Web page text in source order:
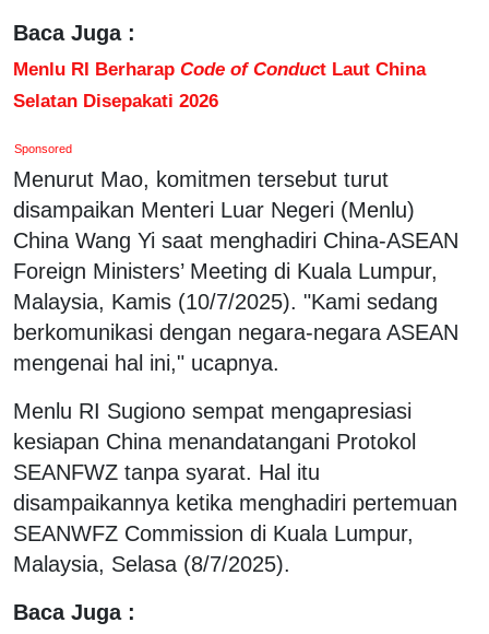
Baca Juga :
Menlu RI Berharap Code of Conduct Laut China
Selatan Disepakati 2026
Sponsored
Menurut Mao, komitmen tersebut turut
disampaikan Menteri Luar Negeri (Menlu)
China Wang Yi saat menghadiri China-ASEAN
Foreign Ministers’ Meeting di Kuala Lumpur,
Malaysia, Kamis (10/7/2025). "Kami sedang
berkomunikasi dengan negara-negara ASEAN
mengenai hal ini," ucapnya.
Menlu RI Sugiono sempat mengapresiasi
kesiapan China menandatangani Protokol
SEANFWZ tanpa syarat. Hal itu
disampaikannya ketika menghadiri pertemuan
SEANWFZ Commission di Kuala Lumpur,
Malaysia, Selasa (8/7/2025).
Baca Juga :